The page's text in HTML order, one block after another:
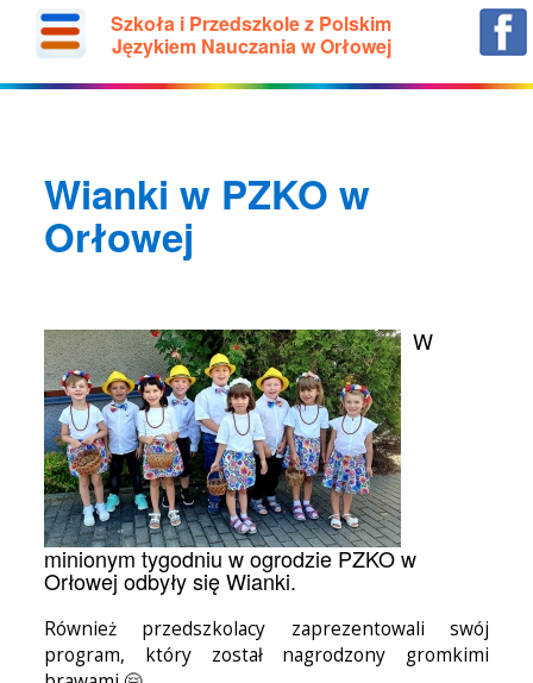
Szkoła i Przedszkole z Polskim
Językiem Nauczania w Orłowej
Wianki w PZKO w
Orłowej
W
minionym tygodniu w ogrodzie PZKO w
Orłowej odbyły się Wianki.
Również przedszkolacy zaprezentowali swój
program, który został nagrodzony gromkimi